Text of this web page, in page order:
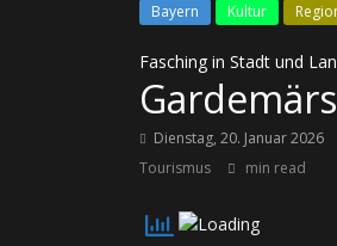
Bayern Kultur
Fasching in Stadt und
Dienstag, 20. Januar 2026
Tourismus min read